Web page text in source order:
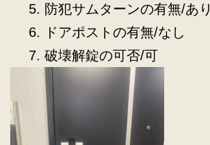
防犯サムターンの有無/あり
ドアポストの有無/なし
破壊解錠の可否/可